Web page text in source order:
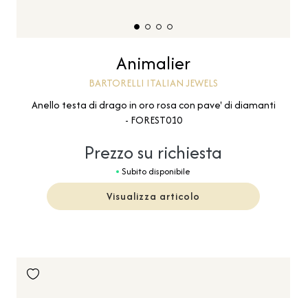
Animalier
BARTORELLI ITALIAN JEWELS
Anello testa di drago in oro rosa con pave' di diamanti
- FOREST010
Prezzo su richiesta
Subito disponibile
Visualizza articolo